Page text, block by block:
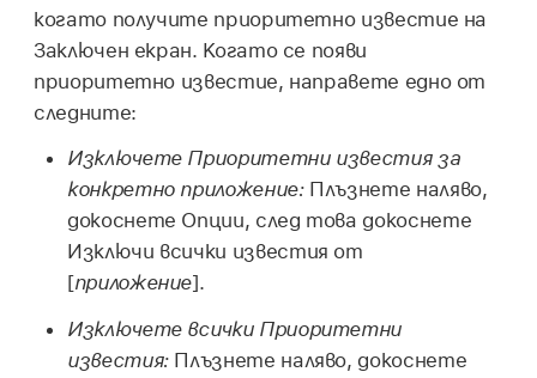
когато получите приоритетно известие на
Заключен екран. Когато се появи
приоритетно известие, направете едно от
следните:
Изключете Приоритетни известия за
конкретно приложение: Плъзнете наляво,
докоснете Опции, след това докоснете
Изключи всички известия от
[приложение].
Изключете всички Приоритетни
известия: Плъзнете наляво, докоснете